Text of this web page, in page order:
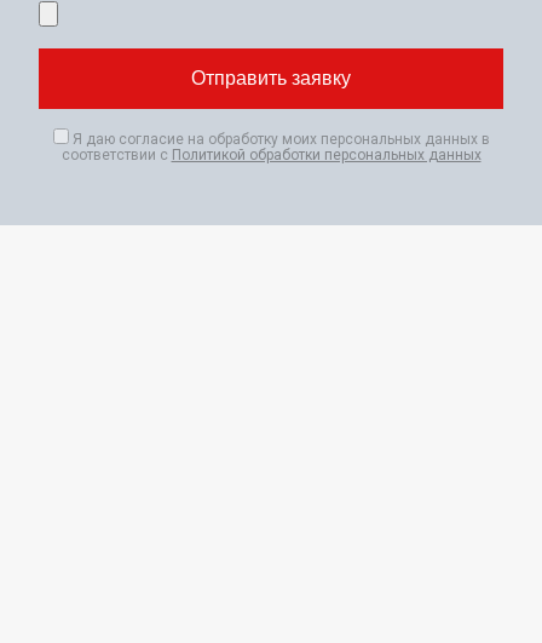
Я даю согласие на обработку моих персональных данных в
соответствии с Политикой обработки персональных данных